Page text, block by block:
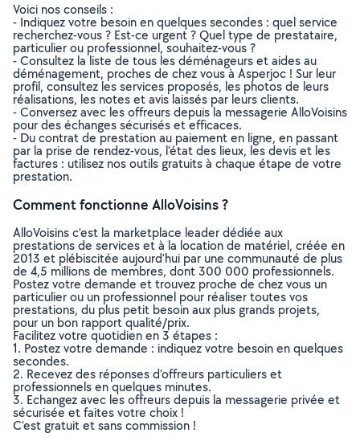
Voici nos conseils :
- Indiquez votre besoin en quelques secondes : quel service
recherchez-vous ? Est-ce urgent ? Quel type de prestataire,
particulier ou professionnel, souhaitez-vous ?
- Consultez la liste de tous les déménageurs et aides au
déménagement, proches de chez vous à Asperjoc ! Sur leur
profil, consultez les services proposés, les photos de leurs
réalisations, les notes et avis laissés par leurs clients.
- Conversez avec les offreurs depuis la messagerie AlloVoisins
pour des échanges sécurisés et efficaces.
- Du contrat de prestation au paiement en ligne, en passant
par la prise de rendez-vous, l’état des lieux, les devis et les
factures : utilisez nos outils gratuits à chaque étape de votre
prestation.
Comment fonctionne AlloVoisins ?
AlloVoisins c’est la marketplace leader dédiée aux
prestations de services et à la location de matériel, créée en
2013 et plébiscitée aujourd’hui par une communauté de plus
de 4,5 millions de membres, dont 300 000 professionnels.
Postez votre demande et trouvez proche de chez vous un
particulier ou un professionnel pour réaliser toutes vos
prestations, du plus petit besoin aux plus grands projets,
pour un bon rapport qualité/prix.
Facilitez votre quotidien en 3 étapes :
1. Postez votre demande : indiquez votre besoin en quelques
secondes.
2. Recevez des réponses d’offreurs particuliers et
professionnels en quelques minutes.
3. Echangez avec les offreurs depuis la messagerie privée et
sécurisée et faites votre choix !
C’est gratuit et sans commission !